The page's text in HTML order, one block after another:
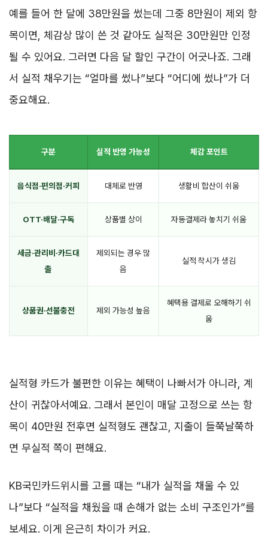
예를 들어 한 달에 38만원을 썼는데 그중 8만원이 제외 항
목이면, 체감상 많이 쓴 것 같아도 실적은 30만원만 인정
될 수 있어요. 그러면 다음 달 할인 구간이 어긋나죠. 그래
서 실적 채우기는 “얼마를 썼나”보다 “어디에 썼나”가 더
중요해요.
구분 실적 반영 가능성 체감 포인트
음식점·편의점·커피 대체로 반영 생활비 합산이 쉬움
OTT·배달·구독 상품별 상이 자동결제라 놓치기 쉬움
세금·관리비·카드대
출
제외되는 경우 많
음
실적 착시가 생김
상품권·선불충전 제외 가능성 높음
혜택용 결제로 오해하기 쉬
움
실적형 카드가 불편한 이유는 혜택이 나빠서가 아니라, 계
산이 귀찮아서예요. 그래서 본인이 매달 고정으로 쓰는 항
목이 40만원 전후면 실적형도 괜찮고, 지출이 들쭉날쭉하
면 무실적 쪽이 편해요.
KB국민카드위시를 고를 때는 “내가 실적을 채울 수 있
나”보다 “실적을 채웠을 때 손해가 없는 소비 구조인가”를
보세요. 이게 은근히 차이가 커요.